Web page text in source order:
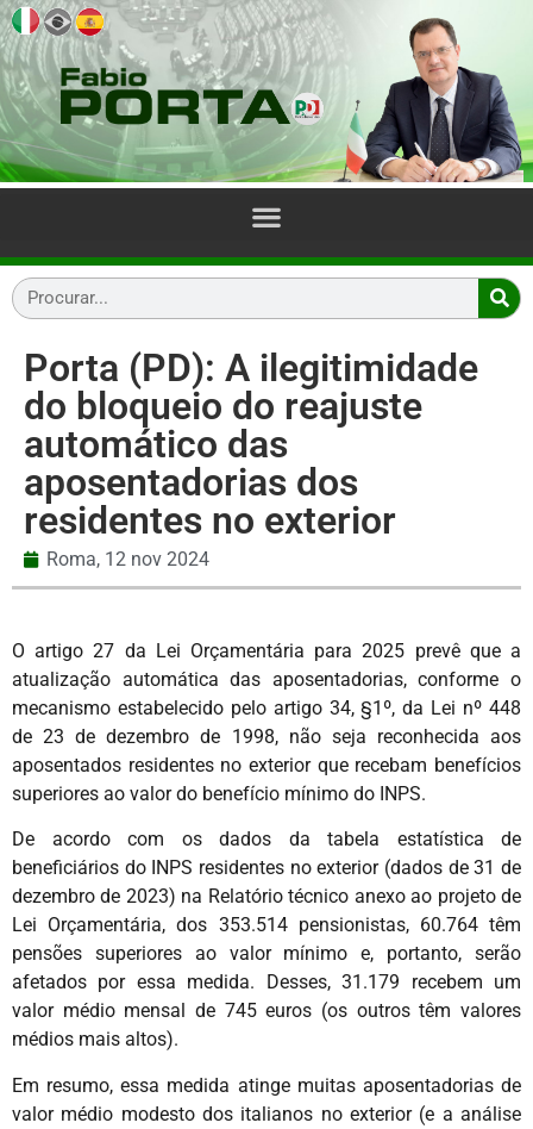
Porta (PD): A ilegitimidade
do bloqueio do reajuste
automático das
aposentadorias dos
residentes no exterior
Roma, 12 nov 2024
O artigo 27 da Lei Orçamentária para 2025 prevê que a
atualização automática das aposentadorias, conforme o
mecanismo estabelecido pelo artigo 34, §1º, da Lei nº 448
de 23 de dezembro de 1998, não seja reconhecida aos
aposentados residentes no exterior que recebam benefícios
superiores ao valor do benefício mínimo do INPS.
De acordo com os dados da tabela estatística de
beneficiários do INPS residentes no exterior (dados de 31 de
dezembro de 2023) na Relatório técnico anexo ao projeto de
Lei Orçamentária, dos 353.514 pensionistas, 60.764 têm
pensões superiores ao valor mínimo e, portanto, serão
afetados por essa medida. Desses, 31.179 recebem um
valor médio mensal de 745 euros (os outros têm valores
médios mais altos).
Em resumo, essa medida atinge muitas aposentadorias de
valor médio modesto dos italianos no exterior (e a análise